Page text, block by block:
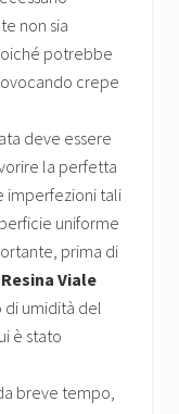
non sia
potrebbe
crepe
deve essere
la perfetta
imperfezioni tali
uniforme
prima di
Viale
umidità del
è stato
breve tempo,